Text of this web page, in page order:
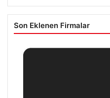
Son Eklenen Firmalar